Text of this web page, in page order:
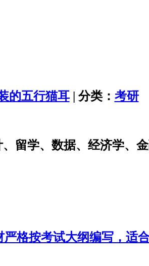
的五行猫耳| 分类： 考研
留学、数据、经济学、
格按考试大纲编写，适